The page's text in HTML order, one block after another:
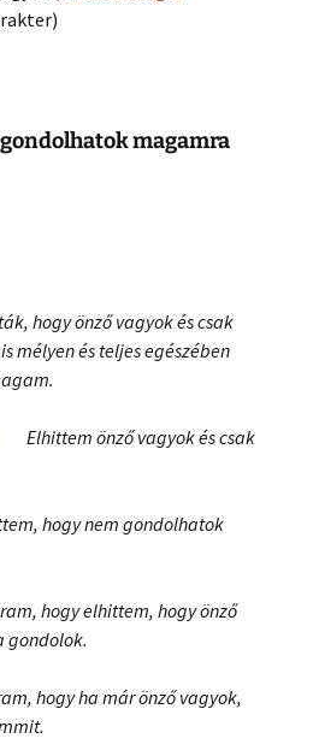
magamra
hogy önző vagyok és csak
mélyen és teljes egészében
Elhittem önző vagyok és csak
hogy nem gondolhatok
hogy elhittem, hogy önző
gondolok.
hogy ha már önző vagyok,